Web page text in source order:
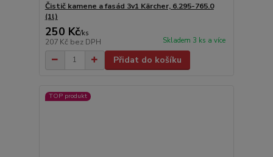
Čistič kamene a fasád 3v1 Kärcher, 6.295-765.0
(1l)
250 Kč/ks
207 Kč bez DPH Skladem 3 ks a více
Přidat do košíku
TOP produkt